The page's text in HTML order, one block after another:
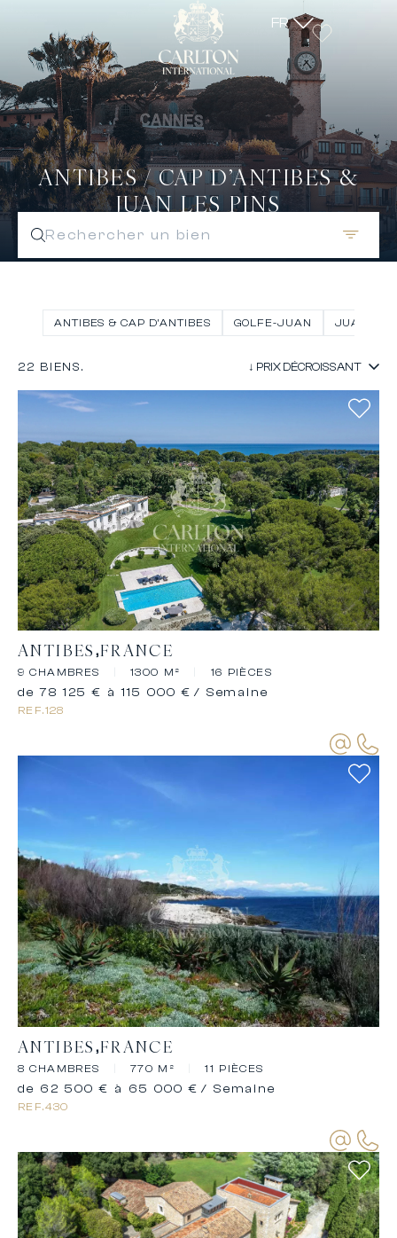
FR
Rechercher un bien
ANTIBES / CAP D’ANTIBES &
JUAN LES PINS
ANTIBES & CAP D’ANTIBES GOLFE-JUAN JUAN-
22 BIENS.
ANTIBES FRANCE
9 CHAMBRES 1300 M² 16 PIÈCES
REF.128
de 78 125 € à 115 000 € / Semaine
ANTIBES FRANCE
8 CHAMBRES 770 M² 11 PIÈCES
REF.430
de 62 500 € à 65 000 € / Semaine